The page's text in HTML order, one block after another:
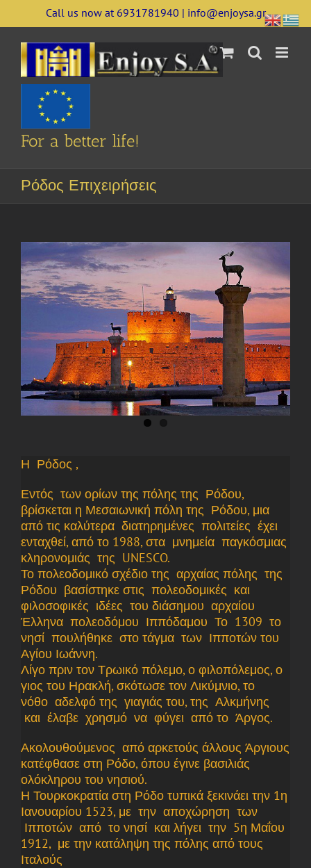
to
content
Call us now at 6931781940 | info@enjoysa.gr
For a better life!
Ρόδος Επιχειρήσεις
Η Ρόδος ,
Εντός των ορίων της πόλης της Ρόδου,
βρίσκεται η Μεσαιωνική πόλη της Ρόδου, μια
από τις καλύτερα διατηρημένες πολιτείες έχει
ενταχθεί, από το 1988, στα μνημεία παγκόσμιας
κληρονομιάς της UNESCO.
Το πολεοδομικό σχέδιο της αρχαίας πόλης της
Ρόδου βασίστηκε στις πολεοδομικές και
φιλοσοφικές ιδέες του διάσημου αρχαίου
Έλληνα πολεοδόμου Ιππόδαμου Το 1309 το
νησί πουλήθηκε στο τάγμα των Ιπποτών του
Αγίου Ιωάννη.
Λίγο πριν τον Τρωικό πόλεμο, ο φιλοπόλεμος, ο
γιος του Ηρακλή, σκότωσε τον Λικύμνιο, το
νόθο αδελφό της γιαγιάς του, της Αλκμήνης
και έλαβε χρησμό να φύγει από το Άργος.
Ακολουθούμενος από αρκετούς άλλους Άργιους
κατέφθασε στη Ρόδο, όπου έγινε βασιλιάς
ολόκληρου του νησιού.
Η Τουρκοκρατία στη Ρόδο τυπικά ξεκινάει την 1η
Ιανουαρίου 1523, με την αποχώρηση των
Ιπποτών από το νησί και λήγει την 5η Μαΐου
1912, με την κατάληψη της πόλης από τους
Ιταλούς